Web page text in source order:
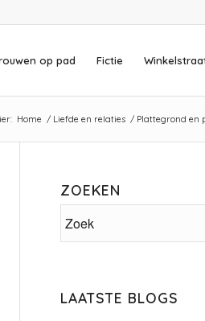
op pad Fictie
Home / Liefde en relaties / Plattegrond en
ZOEKEN
LAATSTE BLOGS